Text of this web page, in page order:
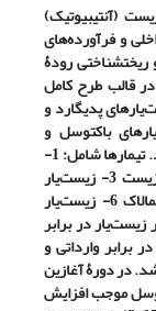
(آنتی‏بیوتیک)
و فرآورده‌های
رودۀ
در قالب طرح کامل
پدی‏گارد و
باکتوسل و
پریمالاک به‏عنوان فرآورده‌های وارداتی استفاده شد. تیمارها شامل: 1-
جیرۀ پایه (شاهد) و جیرۀ پایه به همراه 2- پادزیست 3- زیست‌یار
باکتوسل 4- زیست‌یار پدی‏گارد 5- زیست‌یار پریمالاک 6- زیست‌یار
زیست‌یار در برابر
برابر وارداتی و
در دورۀ آغازین
موجب افزایش